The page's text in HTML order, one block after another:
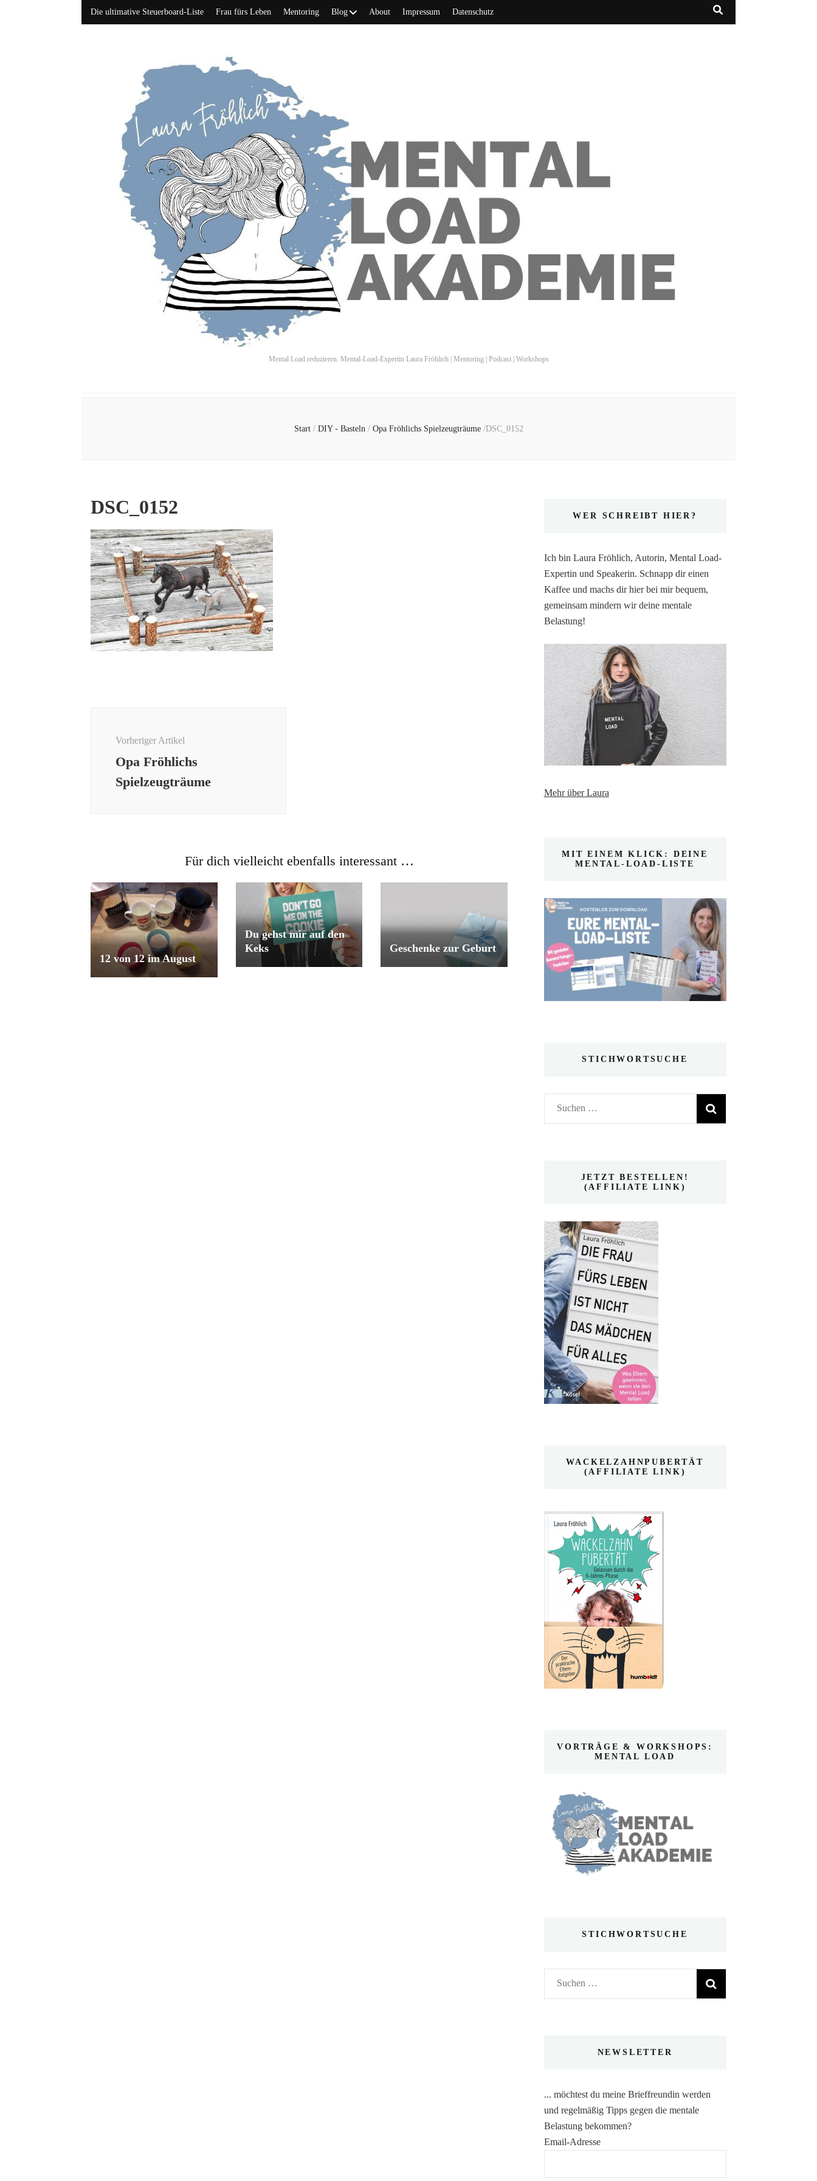
Die ultimative Steuerboard-Liste Frau fürs Leben Mentoring Blog About Impressum Datenschutz
Mental Load reduzieren. Mental-Load-Expertin Laura Fröhlich | Mentoring | Podcast | Workshops
Start / DIY - Basteln / Opa Fröhlichs Spielzeugträume /DSC_0152
DSC_0152
Vorheriger Artikel
Opa Fröhlichs
Spielzeugträume
Für dich vielleicht ebenfalls interessant …
12 von 12 im August
Du gehst mir auf den
Keks
Geschenke zur Geburt
WER SCHREIBT HIER?
Ich bin Laura Fröhlich, Autorin, Mental Load-
Expertin und Speakerin. Schnapp dir einen
Kaffee und machs dir hier bei mir bequem,
gemeinsam mindern wir deine mentale
Belastung!
Mehr über Laura
MIT EINEM KLICK: DEINE
MENTAL-LOAD-LISTE
STICHWORTSUCHE
Suchen
nach:
JETZT BESTELLEN!
(AFFILIATE LINK)
WACKELZAHNPUBERTÄT
(AFFILIATE LINK)
VORTRÄGE & WORKSHOPS:
MENTAL LOAD
STICHWORTSUCHE
Suchen
nach:
NEWSLETTER
... möchtest du meine Brieffreundin werden
und regelmäßig Tipps gegen die mentale
Belastung bekommen?
Email-Adresse